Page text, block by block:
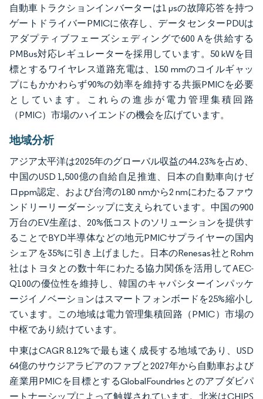
自動車トラクションインバーターは1 µsの故障応答を持つ
ゲートドライバーPMICに依存し、データセンターPDUは
アダプティブフェーズシェディングで600 Aを供給する
PMBus対応レギュレーターを採用しています。50 kWを目
標とするワイヤレス道路充電は、150 mmのコイルギャッ
プにもかかわらず90%の効率を維持する共振PMICを必要
としています。これらの進歩が電力管理集積回路
（PMIC）市場のハイエンドの機会を広げています。
地域分析
アジア太平洋は2025年のグローバル収益の44.23%を占め、
中国のUSD 1,500億の自給自足推進、日本の自動車向けゼ
ロppm認定、および台湾の180 nmから2 nmにわたるファウ
ンドリーリーダーシップに支えられています。中国の900
万台のEV生産は、20%低コストのソリューションを提供す
ることでBYD半導体などの地元PMICサプライヤーの国内
シェアを35%に引き上げました。日本のRenesas社とRohm
社はトヨタとの数十年にわたる協力関係を活用してAEC-
Q100の優位性を維持し、韓国のキャパシターインパッケ
ージイノベーションはスマートフォンボードを25%縮小し
ています。この地域は電力管理集積回路（PMIC）市場の
中枢であり続けています。
中東はCAGR 8.12%で最も速く成長する地域であり、USD
64億のサウジアラビアのファブと2027年から自動車および
産業用PMICを目標とするGlobalFoundriesとのアブダビパ
ートナーシップによって触媒されています。北米はCHIPS